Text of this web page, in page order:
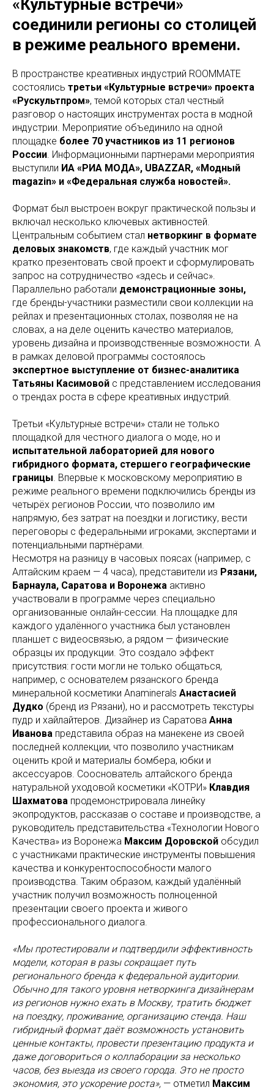
«Культурные встречи»
соединили регионы со столицей
в режиме реального времени.
В пространстве креативных индустрий ROOMMATE
состоялись третьи «Культурные встречи» проекта
«Рускультпром», темой которых стал честный
разговор о настоящих инструментах роста в модной
индустрии. Мероприятие объединило на одной
площадке более 70 участников из 11 регионов
России. Информационными партнерами мероприятия
выступили ИА «РИА МОДА», UBAZZAR, «Модный
magazin» и «Федеральная служба новостей».
Формат был выстроен вокруг практической пользы и
включал несколько ключевых активностей.
Центральным событием стал нетворкинг в формате
деловых знакомств, где каждый участник мог
кратко презентовать свой проект и сформулировать
запрос на сотрудничество «здесь и сейчас».
Параллельно работали демонстрационные зоны,
где бренды-участники разместили свои коллекции на
рейлах и презентационных столах, позволяя не на
словах, а на деле оценить качество материалов,
уровень дизайна и производственные возможности. А
в рамках деловой программы состоялось
экспертное выступление от бизнес-аналитика
Татьяны Касимовой с представлением исследования
о трендах роста в сфере креативных индустрий.
Третьи «Культурные встречи» стали не только
площадкой для честного диалога о моде, но и
испытательной лабораторией для нового
гибридного формата, стершего географические
границы. Впервые к московскому мероприятию в
режиме реального времени подключились бренды из
четырёх регионов России, что позволило им
напрямую, без затрат на поездки и логистику, вести
переговоры с федеральными игроками, экспертами и
потенциальными партнёрами.
Несмотря на разницу в часовых поясах (например, с
Алтайским краем — 4 часа), представители из Рязани,
Барнаула, Саратова и Воронежа активно
участвовали в программе через специально
организованные онлайн-сессии. На площадке для
каждого удалённого участника был установлен
планшет с видеосвязью, а рядом — физические
образцы их продукции. Это создало эффект
присутствия: гости могли не только общаться,
например, с основателем рязанского бренда
минеральной косметики Anaminerals Анастасией
Дудко (бренд из Рязани), но и рассмотреть текстуры
пудр и хайлайтеров. Дизайнер из Саратова Анна
Иванова представила образ на манекене из своей
последней коллекции, что позволило участникам
оценить крой и материалы бомбера, юбки и
аксессуаров. Сооснователь алтайского бренда
натуральной уходовой косметики «КОТРИ» Клавдия
Шахматова продемонстрировала линейку
экопродуктов, рассказав о составе и производстве, а
руководитель представительства «Технологии Нового
Качества» из Воронежа Максим Доровской обсудил
с участниками практические инструменты повышения
качества и конкурентоспособности малого
производства. Таким образом, каждый удалённый
участник получил возможность полноценной
презентации своего проекта и живого
профессионального диалога.
«Мы протестировали и подтвердили эффективность
модели, которая в разы сокращает путь
регионального бренда к федеральной аудитории.
Обычно для такого уровня нетворкинга дизайнерам
из регионов нужно ехать в Москву, тратить бюджет
на поездку, проживание, организацию стенда. Наш
гибридный формат даёт возможность установить
ценные контакты, провести презентацию продукта и
даже договориться о коллаборации за несколько
часов, без выезда из своего города. Это не просто
экономия, это ускорение роста», — отметил Максим